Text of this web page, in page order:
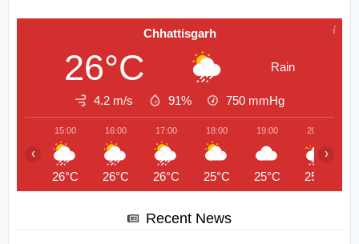
Chhattisgarh
26°C Rain
4.2 m/s 91% 750 mmHg
15:00
26°C
16:00
26°C
17:00
26°C
18:00
25°C
19:00
25°C
20:00
25°C
‹ ›
Recent News